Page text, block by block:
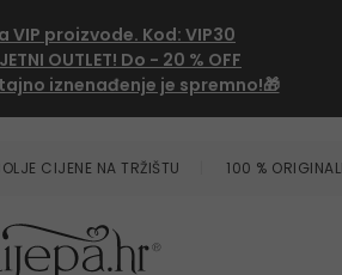
VIP proizvode. Kod:VIP30
OUTLET! Do - 20 % OFF
iznenađenje je spremno!🎁
CIJENE NA TRŽIŠTU 100 %